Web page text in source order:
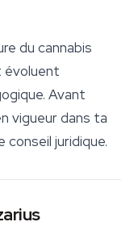
du cannabis
évoluent
Avant
vigueur dans ta
juridique.